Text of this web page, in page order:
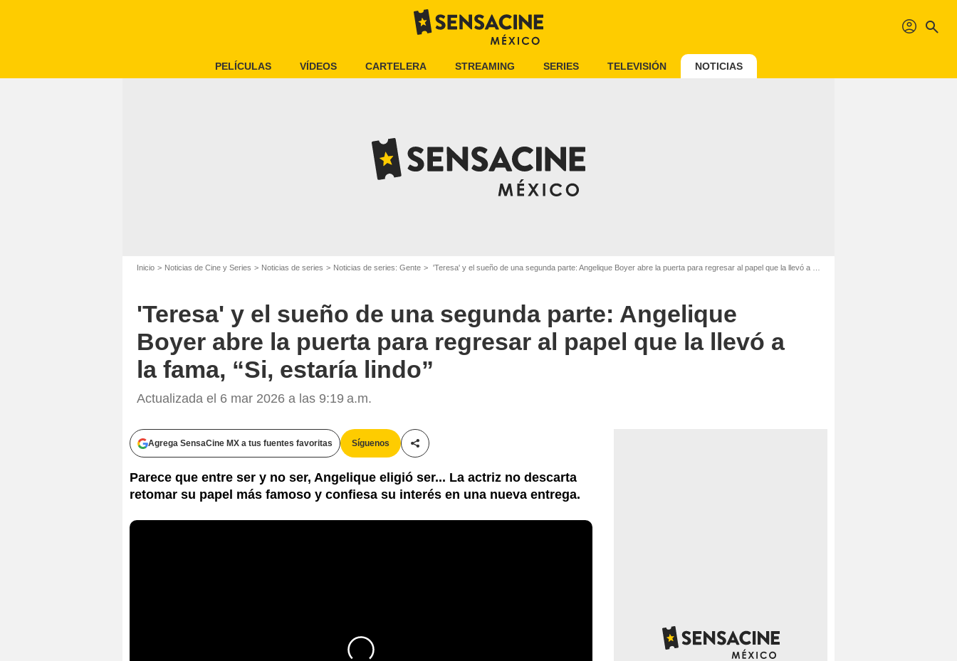
profil search
PELÍCULAS VÍDEOS CARTELERA STREAMING SERIES TELEVISIÓN NOTICIAS
Inicio Noticias de Cine y Series Noticias de series Noticias de series: Gente 'Teresa' y el sueño de una segunda parte: Angelique Boyer abre la puerta para regresar al papel que la llevó a la fama, “Si, estaría lindo”
'Teresa' y el sueño de una segunda parte: Angelique
Boyer abre la puerta para regresar al papel que la llevó a
la fama, “Si, estaría lindo”
Actualizada el 6 mar 2026 a las 9:19 a.m.
Agrega SensaCine MX a tus fuentes favoritas Síguenos
Compartir esta noticia
Parece que entre ser y no ser, Angelique eligió ser... La actriz no descarta
retomar su papel más famoso y confiesa su interés en una nueva entrega.